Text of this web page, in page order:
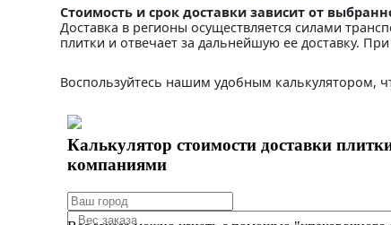
Стоимость и срок доставки зависит от
Доставка в регионы осуществляется силами
плитки и отвечает за дальнейшую ее доставку.
Воспользуйтесь нашим удобным калькулятором,